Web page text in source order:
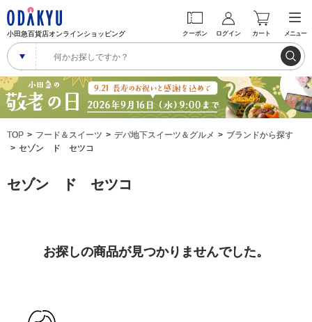
小田急百貨店オンラインショッピング クーポン ログイン カート メニュー
TOP フード＆スイーツ デパ地下スイーツ＆グルメ
ブランドから探す
セゾン ド セツコ
セゾン ド セツコ
お探しの商品が見つかりませんでした。